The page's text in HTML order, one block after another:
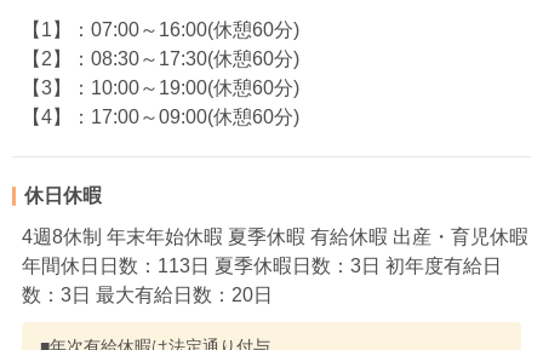
【1】：07:00～16:00(休憩60分)
【2】：08:30～17:30(休憩60分)
【3】：10:00～19:00(休憩60分)
【4】：17:00～09:00(休憩60分)
休日休暇
4週8休制 年末年始休暇 夏季休暇 有給休暇 出産・育児休暇
年間休日日数：113日 夏季休暇日数：3日 初年度有給日
数：3日 最大有給日数：20日
■年次有給休暇は法定通り付与